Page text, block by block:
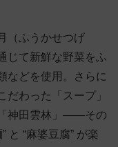
（ふうかせつげ
じて新鮮な野菜をふ
などを使用。さらに
わった「スープ」
神田雲林」——その
と “麻婆豆腐” が楽